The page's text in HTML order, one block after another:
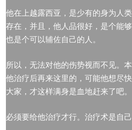
他在上越露西亚，是少有的身为人
存在，并且，他人品很好，是个能
也是个可以辅佐自己的人。
所以，无法对他的伤势视而不见。
他治疗后再来这里的，可能他想尽
大家，才这样满身是血地赶来了吧。
必须要给他治疗才行。治疗术是自己